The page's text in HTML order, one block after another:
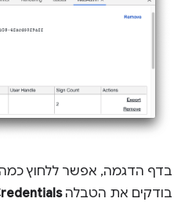
בדף הדגמה, אפשר ללחוץ
בודקים את הטבלה